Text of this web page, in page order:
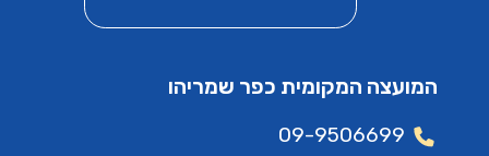
המועצה המקומית כפר שמריהו
09-9506699